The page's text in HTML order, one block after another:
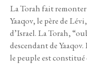
La Torah fait remonter
Yaaqov, le père de
d’Israel. La Torah,
descendant de
le peuple est constitué